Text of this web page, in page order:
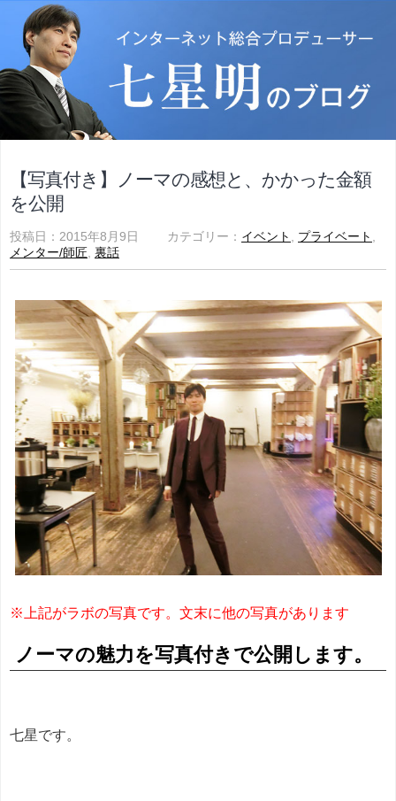
【写真付き】ノーマの感想と、かかった金額
を公開
投稿日：2015年8月9日 カテゴリー： イベント , プライベート ,
メンター/師匠, 裏話
※上記がラボの写真です。文末に他の写真があります
ノーマの魅力を写真付きで公開します。
七星です。